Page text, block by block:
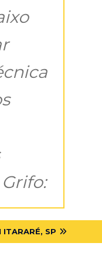
ITARARÉ, SP